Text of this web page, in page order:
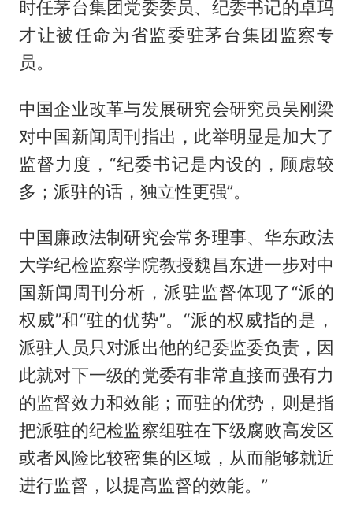
时任茅台集团党委委员、纪委书记的卓玛
才让被任命为省监委驻茅台集团监察专
员。
中国企业改革与发展研究会研究员吴刚梁
对中国新闻周刊指出，此举明显是加大了
监督力度，“纪委书记是内设的，顾虑较
多；派驻的话，独立性更强”。
中国廉政法制研究会常务理事、华东政法
大学纪检监察学院教授魏昌东进一步对中
国新闻周刊分析，派驻监督体现了“派的
权威”和“驻的优势”。“派的权威指的是，
派驻人员只对派出他的纪委监委负责，因
此就对下一级的党委有非常直接而强有力
的监督效力和效能；而驻的优势，则是指
把派驻的纪检监察组驻在下级腐败高发区
或者风险比较密集的区域，从而能够就近
进行监督，以提高监督的效能。”